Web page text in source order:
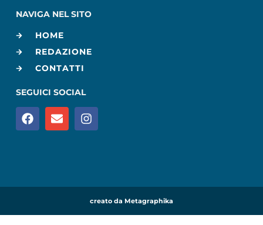
NAVIGA NEL SITO
HOME
REDAZIONE
CONTATTI
SEGUICI SOCIAL
creato da Metagraphika